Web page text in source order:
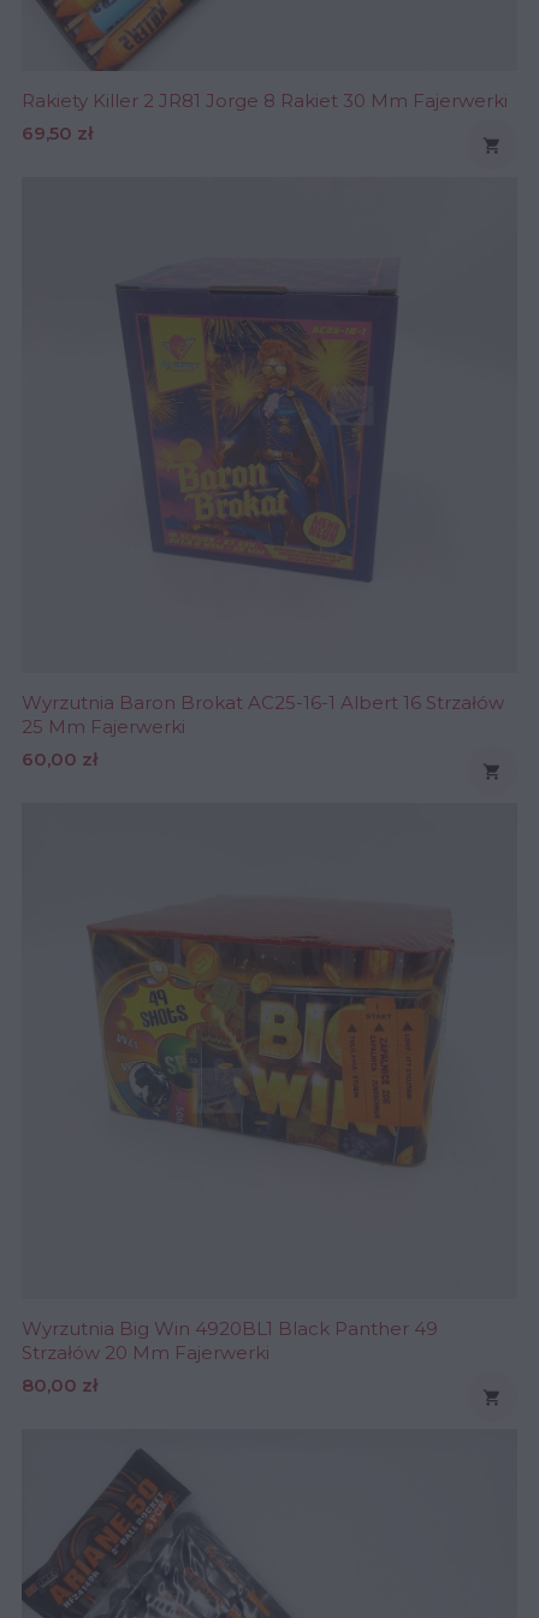
Rakiety Killer 2 JR81 Jorge 8 Rakiet 30 Mm Fajerwerki
Cena
69,50 zł

Wyrzutnia Baron Brokat AC25-16-1 Albert 16 Strzałów
25 Mm Fajerwerki
Cena
60,00 zł

Wyrzutnia Big Win 4920BL1 Black Panther 49
Strzałów 20 Mm Fajerwerki
Cena
80,00 zł
